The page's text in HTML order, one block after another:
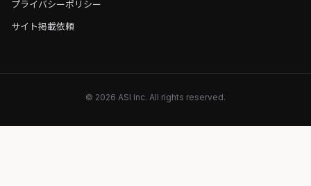
プライバシーポリシー
サイト掲載依頼
© 2026 ASI Inc. All rights reserved.